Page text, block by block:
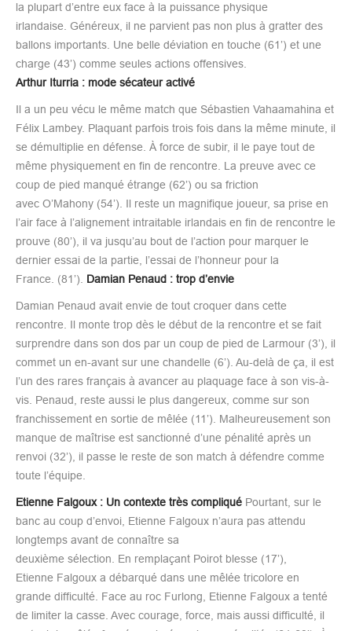
la plupart d’entre eux face à la puissance physique
irlandaise. Généreux, il ne parvient pas non plus à gratter des
ballons importants. Une belle déviation en touche (61’) et une
charge (43’) comme seules actions offensives.
Arthur Iturria : mode sécateur activé
Il a un peu vécu le même match que Sébastien Vahaamahina et
Félix Lambey. Plaquant parfois trois fois dans la même minute, il
se démultiplie en défense. À force de subir, il le paye tout de
même physiquement en fin de rencontre. La preuve avec ce
coup de pied manqué étrange (62’) ou sa friction
avec O’Mahony (54’). Il reste un magnifique joueur, sa prise en
l’air face à l’alignement intraitable irlandais en fin de rencontre le
prouve (80’), il va jusqu’au bout de l’action pour marquer le
dernier essai de la partie, l’essai de l’honneur pour la
France. (81’). Damian Penaud : trop d’envie
Damian Penaud avait envie de tout croquer dans cette
rencontre. Il monte trop dès le début de la rencontre et se fait
surprendre dans son dos par un coup de pied de Larmour (3’), il
commet un en-avant sur une chandelle (6’). Au-delà de ça, il est
l’un des rares français à avancer au plaquage face à son vis-à-
vis. Penaud, reste aussi le plus dangereux, comme sur son
franchissement en sortie de mêlée (11’). Malheureusement son
manque de maîtrise est sanctionné d’une pénalité après un
renvoi (32’), il passe le reste de son match à défendre comme
toute l’équipe.
Etienne Falgoux : Un contexte très compliqué Pourtant, sur le
banc au coup d’envoi, Etienne Falgoux n’aura pas attendu
longtemps avant de connaître sa
deuxième sélection. En remplaçant Poirot blesse (17’),
Etienne Falgoux a débarqué dans une mêlée tricolore en
grande difficulté. Face au roc Furlong, Etienne Falgoux a tenté
de limiter la casse. Avec courage, force, mais aussi difficulté, il